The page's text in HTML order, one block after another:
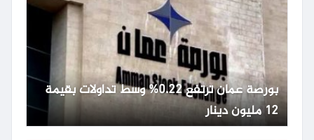
بورصة عمان ترتفع 0.22% وسط تداولات بقيمة
12 مليون دينار